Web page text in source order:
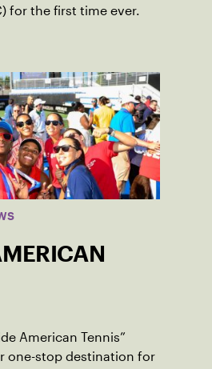
for the first time ever.
American Tennis”
one-stop destination for